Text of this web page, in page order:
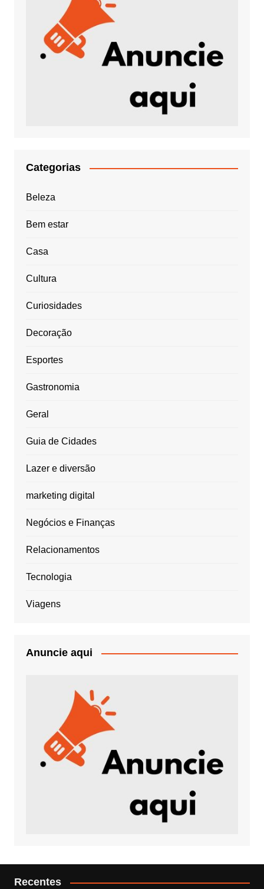
Categorias
Beleza
Bem estar
Casa
Cultura
Curiosidades
Decoração
Esportes
Gastronomia
Geral
Guia de Cidades
Lazer e diversão
marketing digital
Negócios e Finanças
Relacionamentos
Tecnologia
Viagens
Anuncie aqui
Recentes